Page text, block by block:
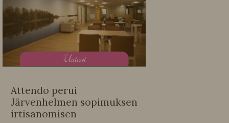
Uutiset
Attendo perui
Järvenhelmen sopimuksen
irtisanomisen